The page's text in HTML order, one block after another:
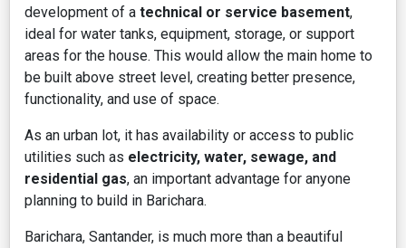
development of a technical or service basement,
ideal for water tanks, equipment, storage, or support
areas for the house. This would allow the main home to
be built above street level, creating better presence,
functionality, and use of space.
As an urban lot, it has availability or access to public
utilities such as electricity, water, sewage, and
residential gas, an important advantage for anyone
planning to build in Barichara.
Barichara, Santander, is much more than a beautiful